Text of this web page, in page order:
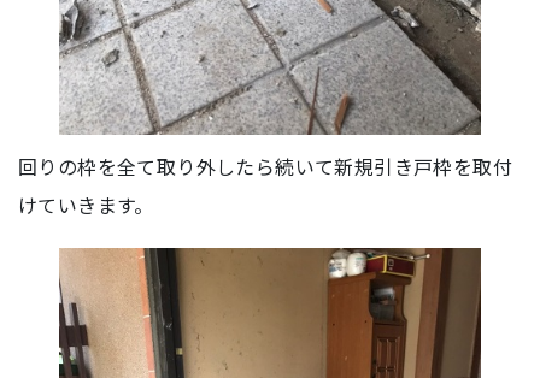
回りの枠を全て取り外したら続いて新規引き戸枠を取付
けていきます。